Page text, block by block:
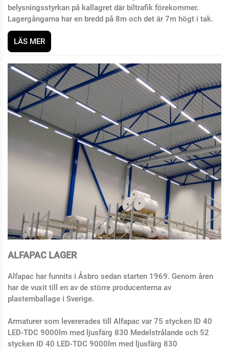
belysningsstyrkan på kallagret där biltrafik förekommer.
Lagergångarna har en bredd på 8m och det är 7m högt i tak.
LÄS MER
ALFAPAC LAGER
Alfapac har funnits i Åsbro sedan starten 1969. Genom åren
har de vuxit till en av de större producenterna av
plastemballage i Sverige.
Armaturer som levererades till Alfapac var 75 stycken ID 40
LED-TDC 9000lm med ljusfärg 830 Medelstrålande och 52
stycken ID 40 LED-TDC 9000lm med ljusfärg 830